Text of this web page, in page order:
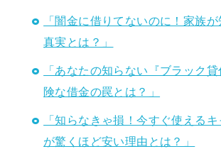
「闇金に借りてないのに！家族
真実とは？」
「あなたの知らない『ブラック
険な借金の罠とは？」
「知らなきゃ損！今すぐ使える
が驚くほど安い理由とは？」